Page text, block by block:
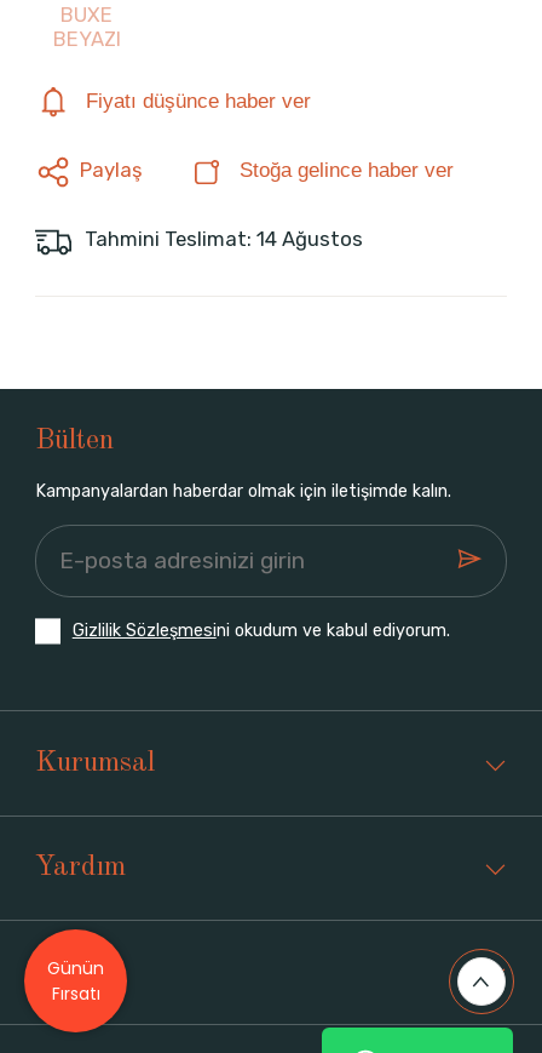
BUXE
BEYAZI
Fiyatı düşünce haber ver
Paylaş Stoğa gelince haber ver
Tahmini Teslimat: 14 Ağustos
Bülten
Kampanyalardan haberdar olmak için iletişimde kalın.
Gizlilik Sözleşmesini okudum ve kabul ediyorum.
Kurumsal
Yardım
Üyelik
Günün
Fırsatı